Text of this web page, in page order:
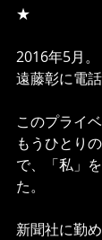
★
2016年5月。
遠藤彰に電話
このプライ
もうひとり
で、「私」
た。
新聞社に勤